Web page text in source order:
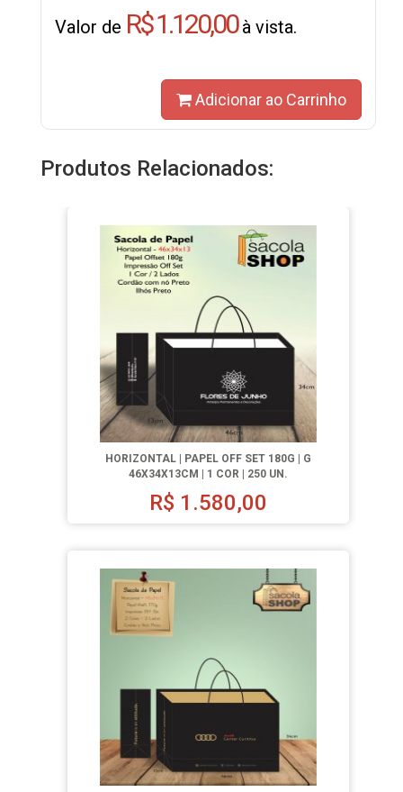
Valor de R$ 1.120,00à vista.
Adicionar ao Carrinho
Produtos Relacionados:
HORIZONTAL | PAPEL OFF SET 180G | G
46X34X13CM | 1 COR | 250 UN.
R$ 1.580,00